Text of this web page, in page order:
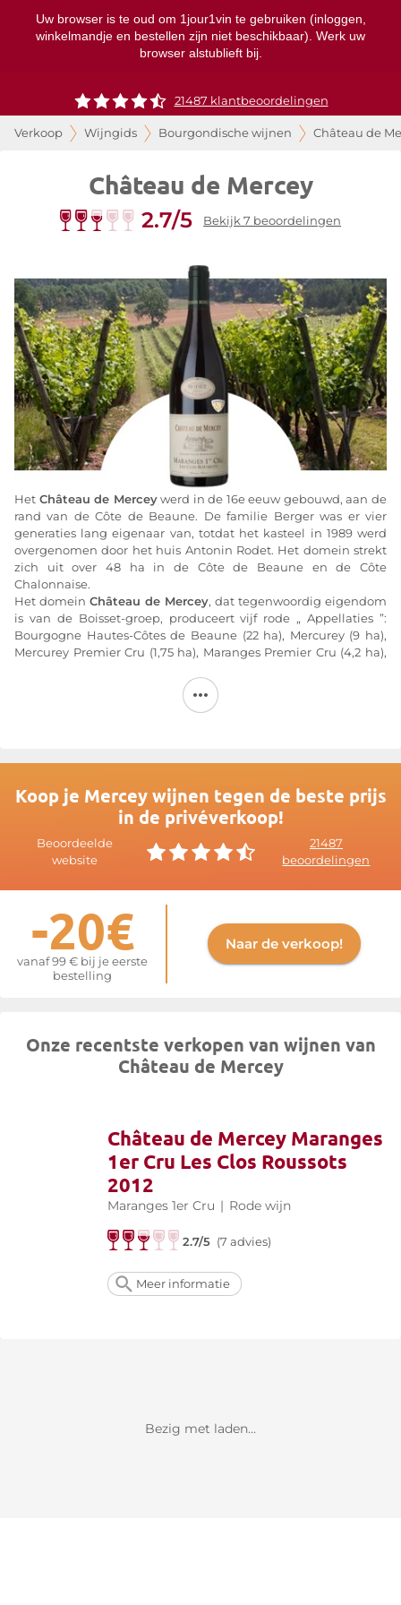
Uw browser is te oud om 1jour1vin te gebruiken (inloggen,
winkelmandje en bestellen zijn niet beschikbaar). Werk uw
browser alstublieft bij.
21487 klantbeoordelingen
Verkoop Wijngids Bourgondische wijnen Château de
Château de Mercey
2.7/5 Bekijk 7 beoordelingen
Het Château de Merceywerd in de 16e eeuw gebouwd, aan de
rand van de Côte de Beaune. De familie Berger was er vier
generaties lang eigenaar van, totdat het kasteel in 1989 werd
overgenomen door het huis Antonin Rodet. Het domein strekt
zich uit over 48 ha in de Côte de Beaune en de Côte
Chalonnaise.
Het domein Château de Mercey, dat tegenwoordig eigendom
is van de Boisset-groep, produceert vijf rode „ Appellaties ”:
Bourgogne Hautes-Côtes de Beaune (22 ha), Mercurey (9 ha),
Mercurey Premier Cru (1,75 ha), Maranges Premier Cru (4,2 ha),
ha), Bourgogne Hautes-Côtes de Beaune (6,9 ha) en Mercurey
(1,33 ha). De wijngaarden van de Hautes-Côtes de Beaune van
Rodet, de
wijnen van Château de Mercey produceert.
Meer informatie op de website vanMercey
Koop je Mercey wijnen tegen de beste prijs
in de privéverkoop!
Beoordeelde
website
21487
beoordelingen
-20€
vanaf 99 € bij je eerste
bestelling
Naar de verkoop!
Onze recentste verkopen van wijnen van
Château de Mercey
Château de Mercey Maranges
1er Cru Les Clos Roussots
2012
Maranges 1er Cru | Rode wijn
2.7/5 (7 advies)
Meer informatie
Bezig met laden...